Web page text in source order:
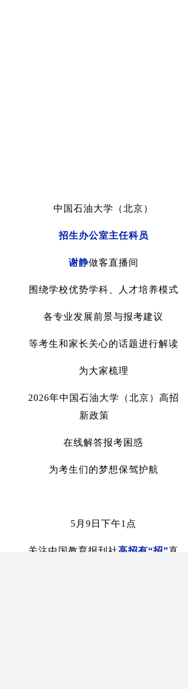
中国石油大学（北京）
招生办公室主任科员
谢静做客直播间
围绕学校优势学科 人才培养模式
各专业发展前景与报考建议
等考生和家长关心的话题进行解读
为大家梳理
2026年中国石油大学（北京） 高招
新政策
在线解答报考困惑
为考生们的梦想保驾护航
5 月 9 日下午1 点
关注中国教育报刊社高招有“招”直